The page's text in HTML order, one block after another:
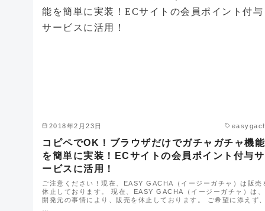
2018年2月23日
コピペでOK！ブラウザだけでガチャガチャ機能
を簡単に実装！ECサイトの会員ポイント付与サ
ービスに活用！
ご注意ください！現在、EASY GACHA（イージーガチャ）は販売
休止しております。 現在、EASY GACHA（イージーガチャ）は、
開発元の事情により、販売を休止しております。 ご希望に添えず、